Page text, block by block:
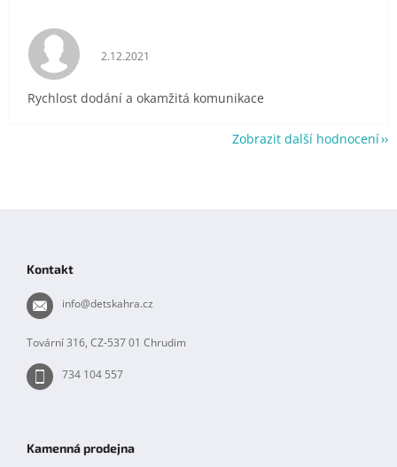
Hodnocení obchodu je 5 z 5 hvězdiček.
2.12.2021
Rychlost dodání a okamžitá komunikace
Zobrazit další hodnocení
Kontakt
info@detskahra.cz
Tovární 316, CZ-537 01 Chrudim
734 104 557
Kamenná prodejna